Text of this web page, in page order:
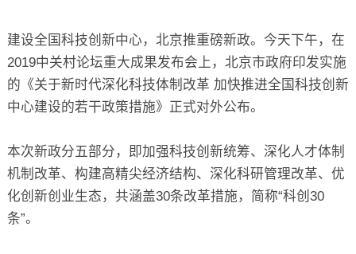
建设全国科技创新中心，北京推重磅新政。今天下午，在
2019中关村论坛重大成果发布会上，北京市政府印发实施
的《关于新时代深化科技体制改革 加快推进全国科技创新
中心建设的若干政策措施》正式对外公布。
本次新政分五部分，即加强科技创新统筹、深化人才体制
机制改革、构建高精尖经济结构、深化科研管理改革、优
化创新创业生态，共涵盖30条改革措施，简称“科创30
条”。